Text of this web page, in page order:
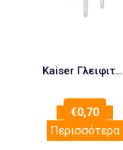
Kaiser Γλειφιτζούρι mixed 1τμχ
€0,70
Περισσότερα